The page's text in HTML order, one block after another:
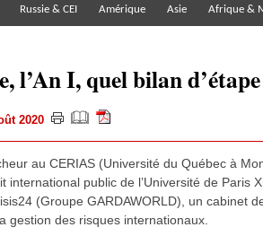
Russie & CEI Amérique Asie Afrique &
l’An I, quel bilan
2020
au CERIAS (Université du Québec à
international public de l’Université de Paris
(Groupe GARDAWORLD), un cabinet
gestion des risques internationaux.